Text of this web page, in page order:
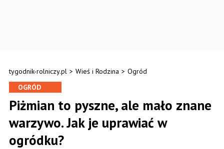
tygodnik-rolniczy.pl > Wieś i Rodzina > Ogród
OGRÓD
Piżmian to pyszne, ale mało znane
warzywo. Jak je uprawiać w
ogródku?